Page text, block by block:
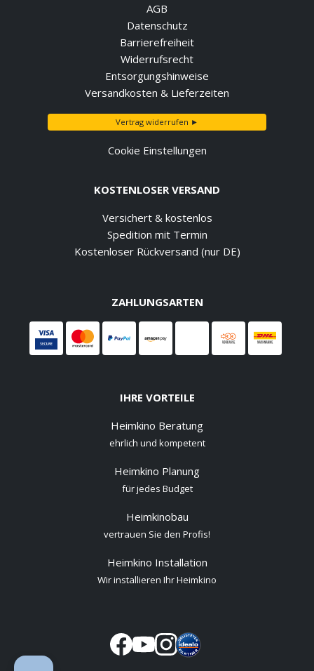
AGB
Datenschutz
Barrierefreiheit
Widerrufsrecht
Entsorgungshinweise
Versandkosten & Lieferzeiten
Vertrag widerrufen ►
Cookie Einstellungen
KOSTENLOSER VERSAND
Versichert & kostenlos
Spedition mit Termin
Kostenloser Rückversand (nur DE)
ZAHLUNGSARTEN
IHRE VORTEILE
Heimkino Beratung
ehrlich und kompetent
Heimkino Planung
für jedes Budget
Heimkinobau
vertrauen Sie den Profis!
Heimkino Installation
Wir installieren Ihr Heimkino